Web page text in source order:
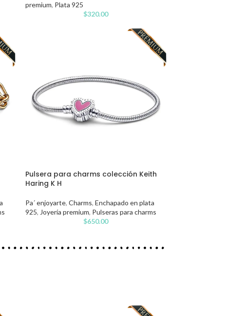
premium, Plata 925
$320.00
Pulsera para charms colección Keith
Haring K H
Pa´ enjoyarte, Charms, Enchapado en plata
925, Joyería premium, Pulseras para charms
$650.00